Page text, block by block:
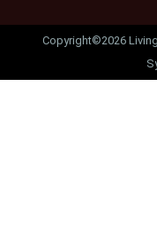
Copyright©2026